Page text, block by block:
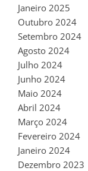
Janeiro 2025
Outubro 2024
Setembro 2024
Agosto 2024
Julho 2024
Junho 2024
Maio 2024
Abril 2024
Março 2024
Fevereiro 2024
Janeiro 2024
Dezembro 2023